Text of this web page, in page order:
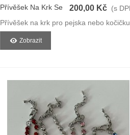
Přívěšek Na Krk Se
200,00 Kč (s
Přívěšek na krk pro pejska nebo kočičku
Zobrazit